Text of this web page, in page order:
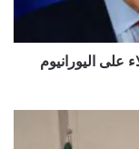
على اليورانيوم